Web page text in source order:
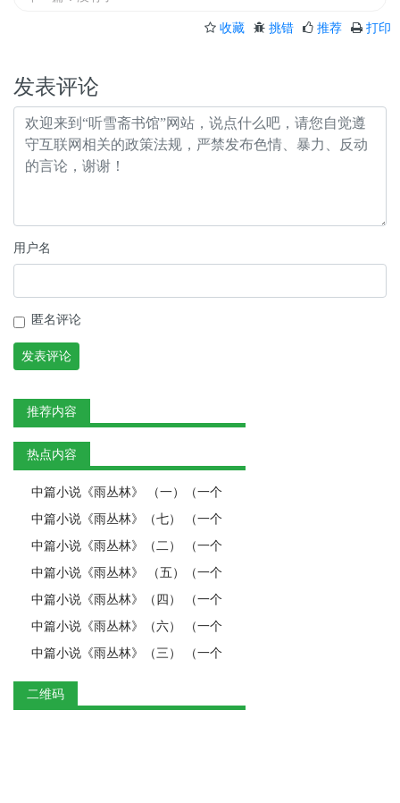
收藏 挑错 推荐 打印
发表评论
用户名
匿名评论
发表评论
推荐内容
热点内容
中篇小说《雨丛林》 （一）（一个
中篇小说《雨丛林》（七） （一个
中篇小说《雨丛林》（二） （一个
中篇小说《雨丛林》 （五）（一个
中篇小说《雨丛林》（四） （一个
中篇小说《雨丛林》（六） （一个
中篇小说《雨丛林》（三） （一个
二维码